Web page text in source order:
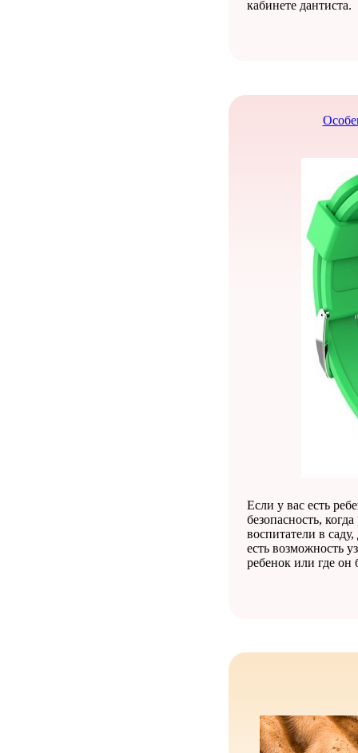
кабинете дантиста.
Если у вас есть
безопасность,
воспитатели в
есть возможность
ребенок или где он